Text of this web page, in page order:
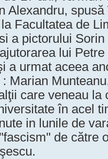
Alexandru,
Facultatea de
a pictorului
lui
a urmat aceea
Marian
care veneau la
în acel
in lunile de
de către